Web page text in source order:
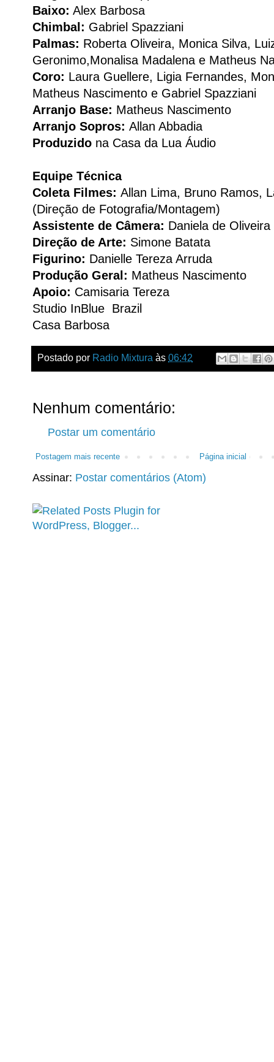
Baixo: Alex Barbosa
Chimbal: Gabriel Spazziani
Palmas: Roberta Oliveira, Monica Silva,
Geronimo,Monalisa Madalena e Matheus
Coro: Laura Guellere, Ligia Fernandes,
Matheus Nascimento e Gabriel Spazziani
Arranjo Base: Matheus Nascimento
Arranjo Sopros: Allan Abbadia
Produzido na Casa da Lua Áudio
Equipe Técnica
Coleta Filmes: Allan Lima, Bruno Ramos,
(Direção de Fotografia/Montagem)
Assistente de Câmera: Daniela de Oliveira
Direção de Arte: Simone Batata
Figurino: Danielle Tereza Arruda
Produção Geral: Matheus Nascimento
Apoio: Camisaria Tereza
Studio InBlue Brazil
Casa Barbosa
Postado por Radio Mixtura às 06:42
Nenhum comentário:
Postar um comentário
Postagem mais recente Página inicial
Assinar: Postar comentários (Atom)